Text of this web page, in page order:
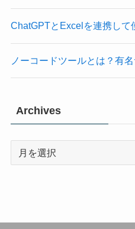
ChatGPTとExcelを連携して
ノーコードツールとは？有
Archives
Archives